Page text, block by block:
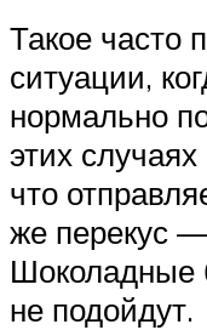
Такое часто
ситуации,
нормально
этих
что
же перекус —
Шоколадные
не подойдут.